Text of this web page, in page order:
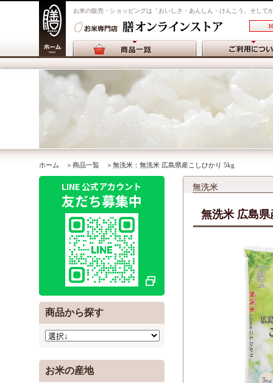
お米の販売・ショッピングは「おいしさ・あんしん・けんこう、そして
ホーム ＞ 商品一覧 ＞無洗米：無洗米 広島県産こしひかり 5kg
無洗米
無洗米 広島
LINE 公式アカウント
友だち募集中
商品から探す
お米の産地